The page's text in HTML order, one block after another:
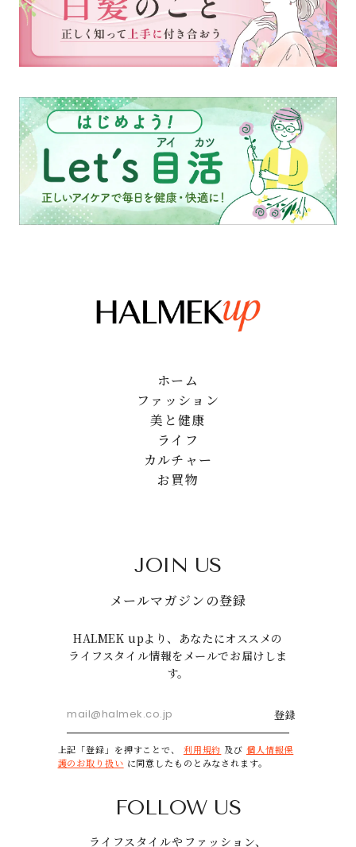
ホーム
ファッション
美と健康
ライフ
カルチャー
お買物
JOIN US
メールマガジンの登録
HALMEK upより、あなたにオススメの
ライフスタイル情報をメールでお届けしま
す。
登録
上記「登録」を押すことで、 利用規約 及び 個人情報保
護のお取り扱い に同意したものとみなされます。
FOLLOW US
ライフスタイルやファッション、